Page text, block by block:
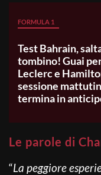
FORMULA 1
Test Bahrain,
tombino! Guai
Leclerc e
sessione
termina in
Le parole di
“La peggiore